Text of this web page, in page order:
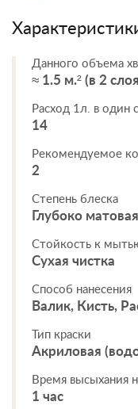
Данного объема
≈ 1.5 м.² (в 2
Расход 1л. в один
14
Рекомендуемое
2
Степень блеска
Глубоко матовая
Стойкость к
Сухая чистка
Способ нанесения
Валик, Кисть,
Тип краски
Акриловая
Время высыхания
1 час